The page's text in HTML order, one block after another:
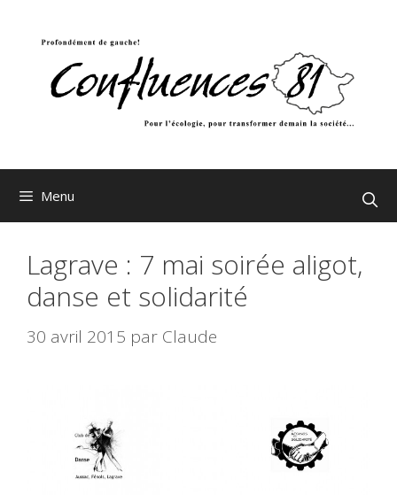
Menu
Lagrave : 7 mai soirée aligot,
danse et solidarité
30 avril 2015 par Claude